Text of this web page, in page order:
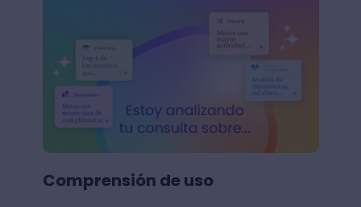
Comprensión de uso